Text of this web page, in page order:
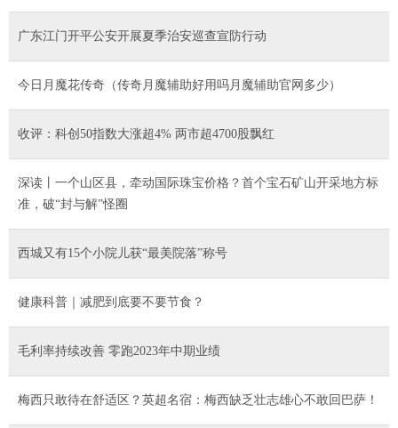
广东江门开平公安开展夏季治安巡查宣防行动
今日月魔花传奇（传奇月魔辅助好用吗月魔辅助官网多少）
收评：科创50指数大涨超4% 两市超4700股飘红
深读丨一个山区县，牵动国际珠宝价格？首个宝石矿山开采地方标
准，破“封与解”怪圈
西城又有15个小院儿获“最美院落”称号
健康科普｜减肥到底要不要节食？
毛利率持续改善 零跑2023年中期业绩
梅西只敢待在舒适区？英超名宿：梅西缺乏壮志雄心不敢回巴萨！